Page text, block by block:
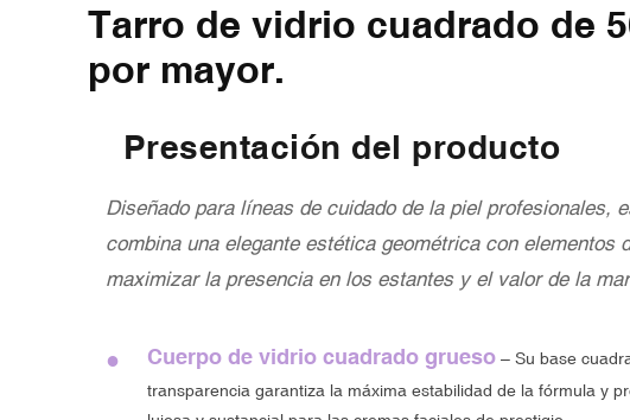
Tarro de vidrio cuadrado de
por mayor.
Presentación del producto
Diseñado para líneas de cuidado de la piel profesionales,
combina una elegante estética geométrica con elementos
maximizar la presencia en los estantes y el valor de la
● Cuerpo de vidrio cuadrado grueso– Su base
transparencia garantiza la máxima estabilidad de la fórmula y